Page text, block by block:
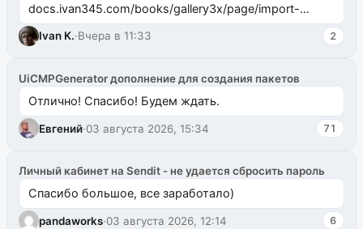
docs.ivan345.com/books/gallery3x/page/import-
ms2galleryphp
Ivan K.·Вчера в 11:33 2
UiCMPGenerator дополнение для создания пакетов
Отлично! Спасибо! Будем ждать.
Евгений·03 августа 2026, 15:34 71
Личный кабинет на Sendit - не удается сбросить пароль
Спасибо большое, все заработало)
pandaworks·03 августа 2026, 12:14 6